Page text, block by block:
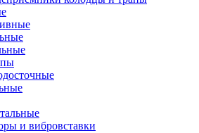
и вибровставки